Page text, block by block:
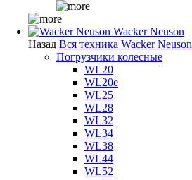
Wacker Neuson
Назад Вся техника Wacker Neuson
Погрузчики колесные
WL20
WL20e
WL25
WL28
WL32
WL34
WL38
WL44
WL52